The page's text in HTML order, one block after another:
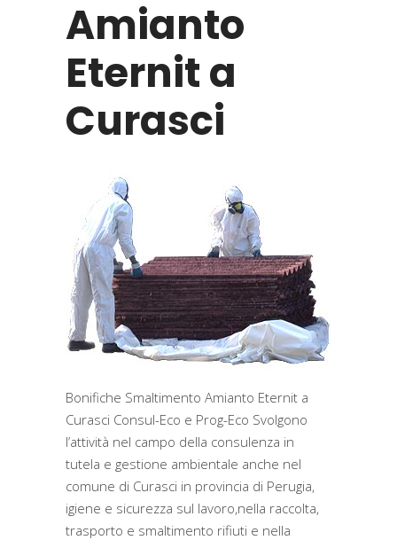
Amianto
Eternit a
Curasci
Bonifiche Smaltimento Amianto Eternit a
Curasci Consul-Eco e Prog-Eco Svolgono
l’attività nel campo della consulenza in
tutela e gestione ambientale anche nel
comune di Curasci in provincia di Perugia,
igiene e sicurezza sul lavoro,nella raccolta,
trasporto e smaltimento rifiuti e nella